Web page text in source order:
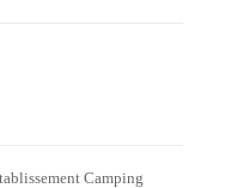
Camping